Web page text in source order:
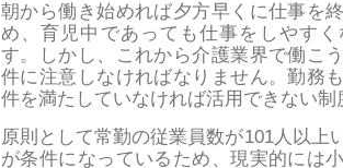
朝から働き始めれば夕方早くに仕事を
め、育児中であっても仕事をしやす
す。しかし、これから介護業界で働こ
件に注意しなければなりません。勤務
件を満たしていなければ活用できない制
原則として常勤の従業員数が101人以上
が条件になっているため、現実的には